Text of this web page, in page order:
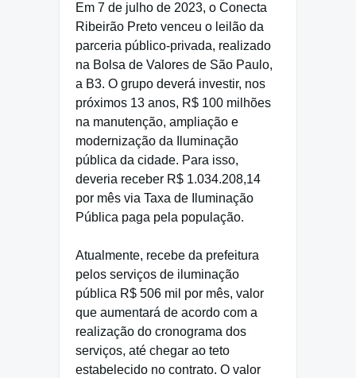
Em 7 de julho de 2023, o Conecta
Ribeirão Preto venceu o leilão da
parceria público-privada, realizado
na Bolsa de Valores de São Paulo,
a B3. O grupo deverá investir, nos
próximos 13 anos, R$ 100 milhões
na manutenção, ampliação e
modernização da Iluminação
pública da cidade. Para isso,
deveria receber R$ 1.034.208,14
por mês via Taxa de Iluminação
Pública paga pela população.
Atualmente, recebe da prefeitura
pelos serviços de iluminação
pública R$ 506 mil por mês, valor
que aumentará de acordo com a
realização do cronograma dos
serviços, até chegar ao teto
estabelecido no contrato. O valor